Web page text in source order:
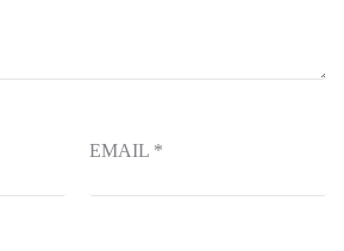
EMAIL *